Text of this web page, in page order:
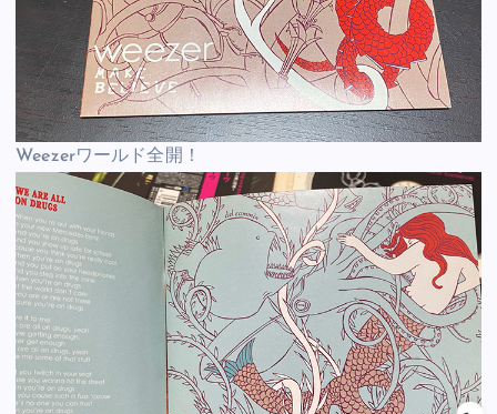
Weezerワールド全開！